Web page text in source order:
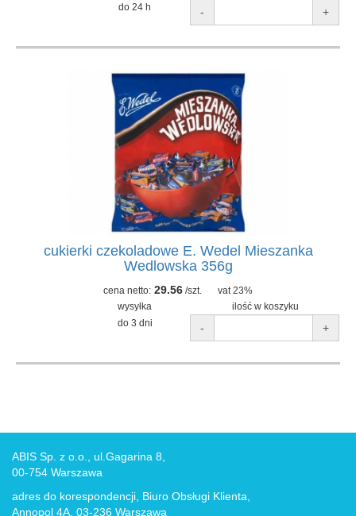
do 24 h
- +
cukierki czekoladowe E. Wedel Mieszanka
Wedlowska 356g
cena netto: 29.56 /szt.
vat 23%
wysyłka
ilość w koszyku
do 3 dni
- +
ABIS Sp. z o.o., ul.Gagarina 8,
00-754 Warszawa
adres do korespondencji, Biuro Obsługi Klienta,
Annopol 4A, 03-236 Warszawa